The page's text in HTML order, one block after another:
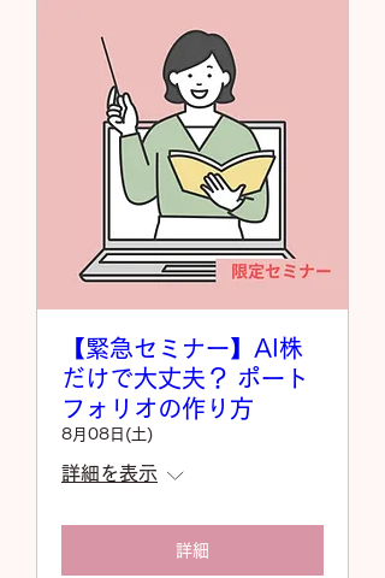
【緊急セミナー】AI株
だけで大丈夫？ ポート
フォリオの作り方
8月08日(土)
詳細を表示
詳細